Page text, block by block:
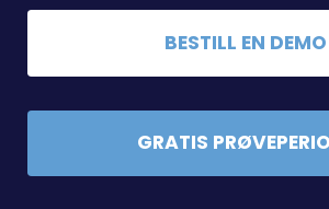
BESTILL EN DEMO
GRATIS